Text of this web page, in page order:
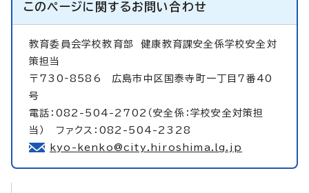
このページに関するお問い合わせ
教育委員会学校教育部健康教育課安全係学校安全対
策担当
〒730‐8586 広島市中区国泰寺町一丁目7番40
号
電話：082-504-2702（安全係：学校安全対策担
当） ファクス：082-504-2328
kyo-kenko@city.hiroshima.lg.jp